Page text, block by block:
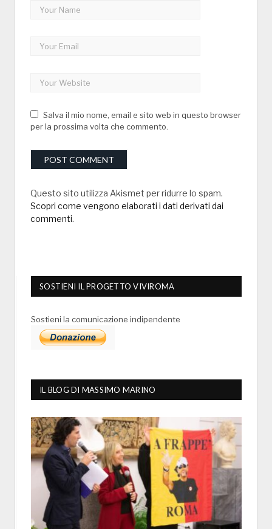
Salva il mio nome, email e sito web in questo browser
per la prossima volta che commento.
Questo sito utilizza Akismet per ridurre lo spam.
Scopri come vengono elaborati i dati derivati dai
commenti.
SOSTIENI IL PROGETTO VIVIROMA
Sostieni la comunicazione indipendente
IL BLOG DI MASSIMO MARINO